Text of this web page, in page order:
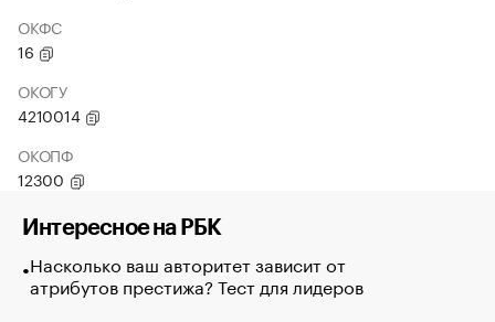
ОКФС
16
ОКОГУ
4210014
ОКОПФ
12300
Интересное на РБК
Насколько ваш авторитет зависит от
атрибутов престижа? Тест для лидеров